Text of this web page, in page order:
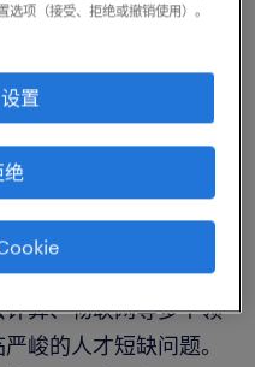
了众多新兴职业与业
类应用场景深度融
数字技术职业，涵盖
算、物联网等多个领
峻的人才短缺问题。
项（接受、拒绝或撤销使用）。
置
绝